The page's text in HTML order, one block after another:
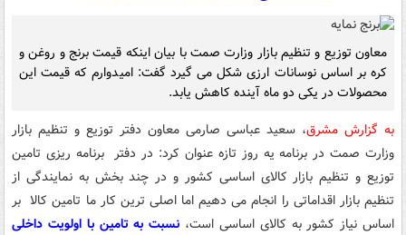
معاون توزیع و تنظیم بازار وزارت صمت با بیان اینکه قیمت برنج و روغن و
کره بر اساس نوسانات ارزی شکل می گیرد گفت: امیدوارم که قیمت این
محصولات در یکی دو ماه آینده کاهش یابد.
به گزارش مشرق، سعید عباسی صارمی معاون دفتر توزیع و تنظیم بازار
وزارت صمت در برنامه یه روز تازه عنوان کرد: در دفتر برنامه ریزی تامین
توزیع و تنظیم بازار کالای اساسی کشور و در چند بخش به نمایندگی از
تنظیم بازار اقداماتی را انجام می دهیم اما اصلی ترین کار ما تامین کالا بر
اساس نیاز کشور به کالای اساسی است، نسبت به تامین با اولویت داخلی